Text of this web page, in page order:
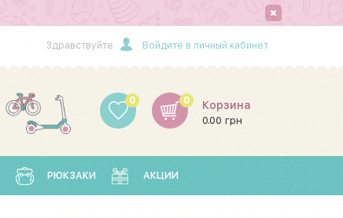
Здравствуйте Войдите в личный кабинет
0 Корзина
0.00 грн
0
РЮКЗАКИ АКЦИИ